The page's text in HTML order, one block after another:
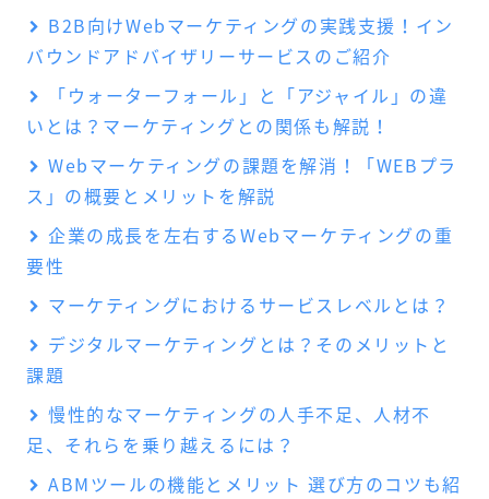
B2B向けWebマーケティングの実践支援！イン
バウンドアドバイザリーサービスのご紹介
「ウォーターフォール」と「アジャイル」の違
いとは？マーケティングとの関係も解説！
Webマーケティングの課題を解消！「WEBプラ
ス」の概要とメリットを解説
企業の成長を左右するWebマーケティングの重
要性
マーケティングにおけるサービスレベルとは？
デジタルマーケティングとは？そのメリットと
課題
慢性的なマーケティングの人手不足、人材不
足、それらを乗り越えるには？
ABMツールの機能とメリット 選び方のコツも紹